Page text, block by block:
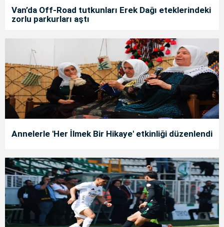
Van’da Off-Road tutkunları Erek Dağı eteklerindeki
zorlu parkurları aştı
Annelerle 'Her İlmek Bir Hikaye' etkinliği düzenlendi